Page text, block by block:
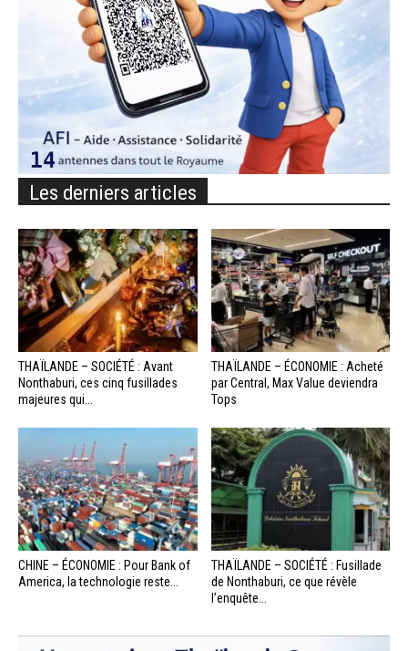
Les derniers articles
THAÏLANDE – SOCIÉTÉ : Avant
Nonthaburi, ces cinq fusillades
majeures qui...
THAÏLANDE – ÉCONOMIE : Acheté
par Central, Max Value deviendra
Tops
CHINE – ÉCONOMIE : Pour Bank of
America, la technologie reste...
THAÏLANDE – SOCIÉTÉ : Fusillade
de Nonthaburi, ce que révèle
l’enquête...